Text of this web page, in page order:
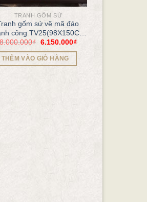
TRANH GỐM SỨ
gốm sứ vẽ mã đáo
công TV25(98X150CM
cả khung)
8.000.000₫ 6.150.000₫
THÊM VÀO GIỎ HÀNG